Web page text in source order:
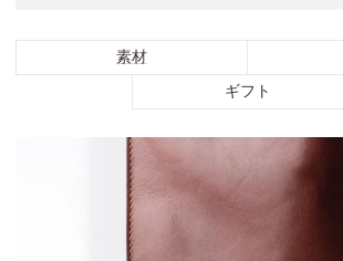
素材
ギフト